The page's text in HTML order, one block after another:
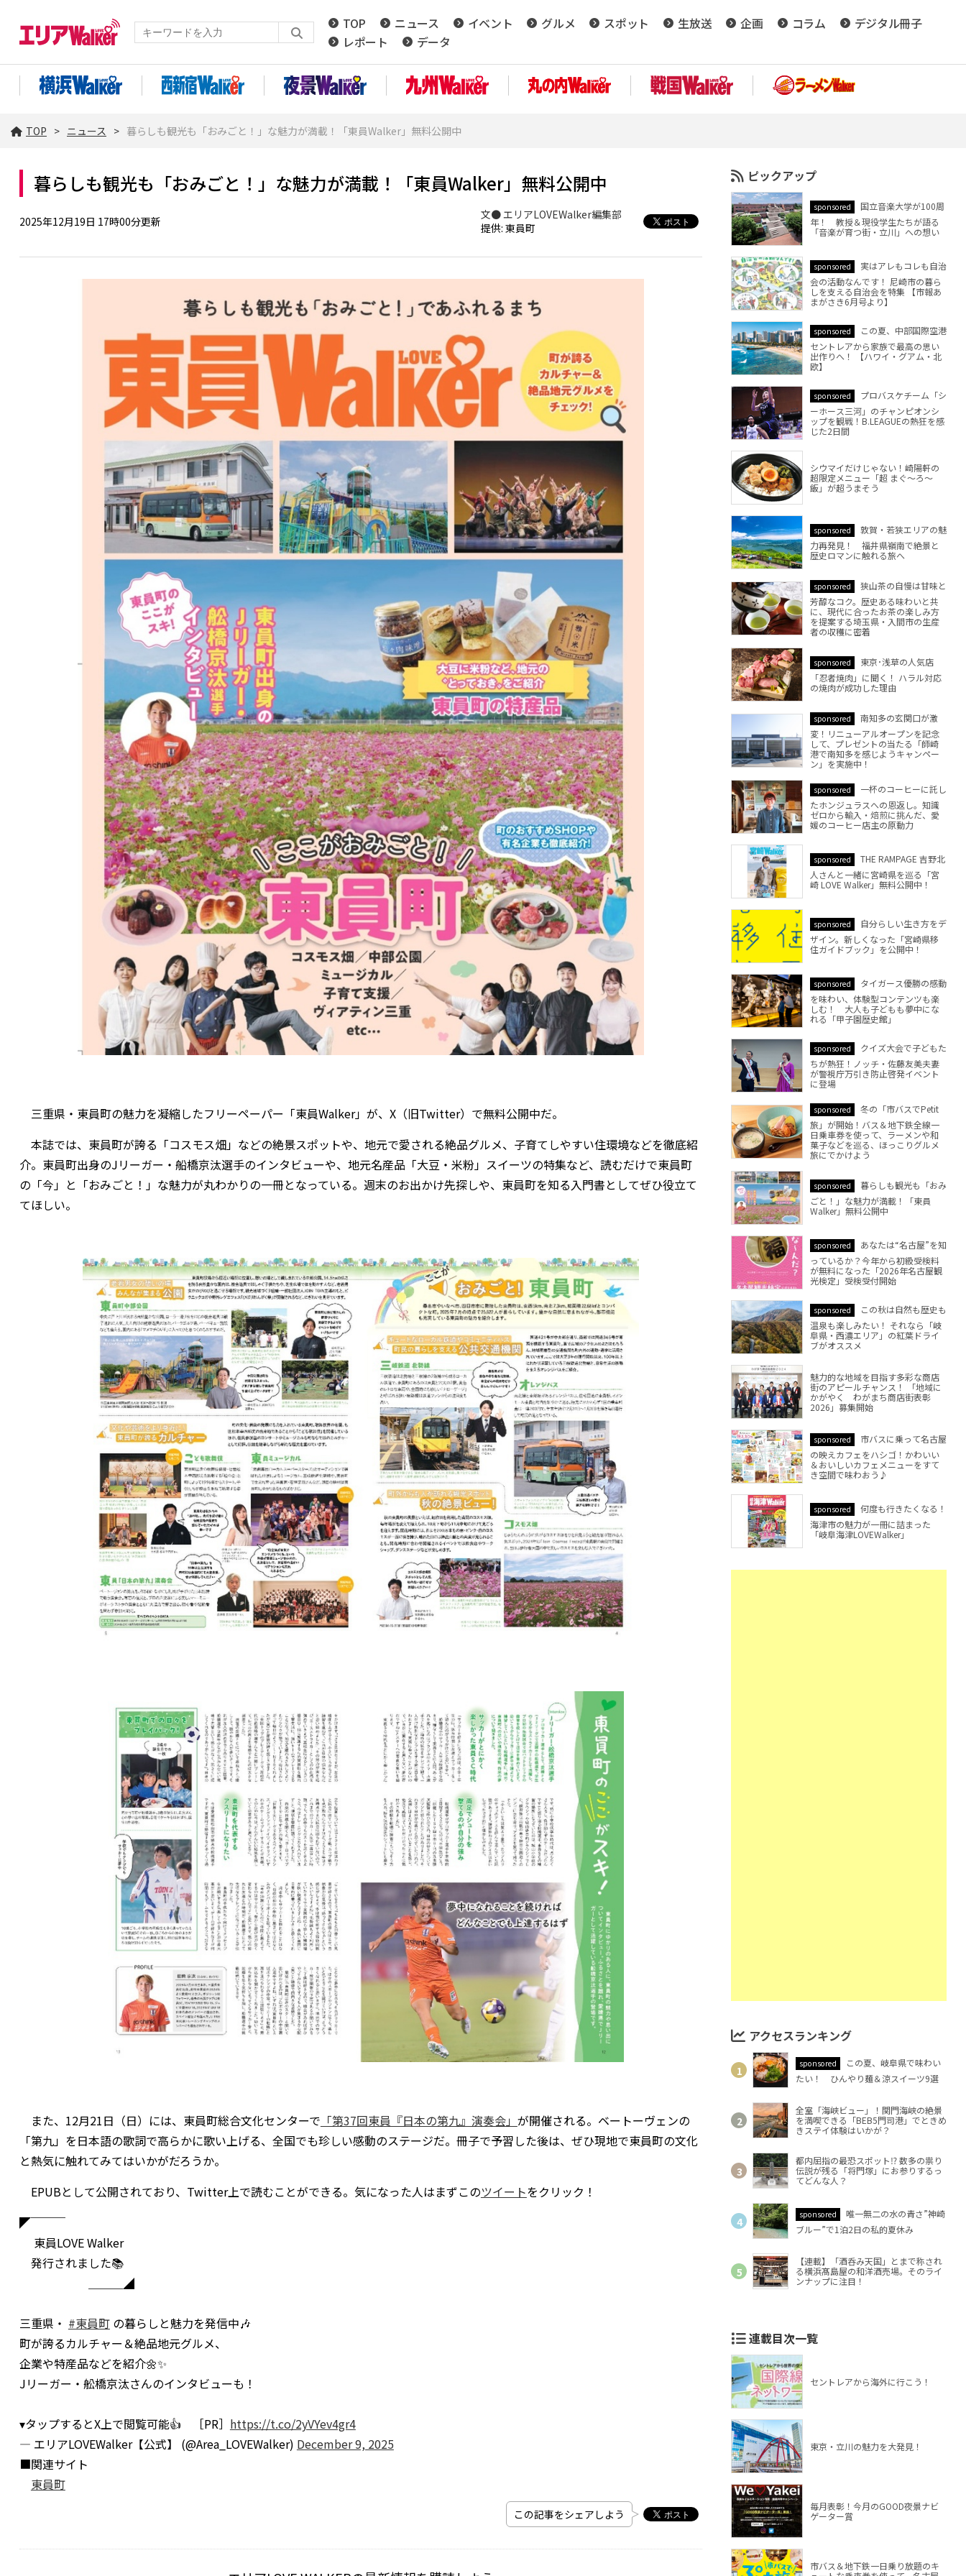
TOP ニュース イベント グルメ スポット 生放送 企画 コラム
デジタル冊子
レポート
データ
TOP ニュース 暮らしも観光も「おみごと！」な魅力が満載！「東員Walker」無料公開中
暮らしも観光も「おみごと！」な魅力が満載！「東員Walker」無料公開中
2025年12月19日 17時00分更新
文● エリアLOVEWalker編集部
提供: 東員町
三重県・東員町の魅力を凝縮したフリーペーパー「東員Walker」が、X（旧Twitter）で無料公開中だ。
本誌では、東員町が誇る「コスモス畑」などの絶景スポットや、地元で愛される絶品グルメ、子育てしやすい住環境などを徹底紹
介。東員町出身のJリーガー・船橋京汰選手のインタビューや、地元名産品「大豆・米粉」スイーツの特集など、読むだけで東員町
の「今」と「おみごと！」な魅力が丸わかりの一冊となっている。週末のお出かけ先探しや、東員町を知る入門書としてぜひ役立て
てほしい。
また、12月21日（日）には、東員町総合文化センターで 「第37回東員『日本の第九』演奏会」 が開催される。ベートーヴェンの
「第九」を日本語の歌詞で高らかに歌い上げる、全国でも珍しい感動のステージだ。冊子で予習した後は、ぜひ現地で東員町の文化
と熱気に触れてみてはいかがだろうか。
EPUBとして公開されており、Twitter上で読むことができる。気になった人はまずこのツイートをクリック！
◤￣￣￣
東員LOVE Walker
発行されました📚
＿＿＿◢
三重県・ #東員町の暮らしと魅力を発信中🎶
町が誇るカルチャー＆絶品地元グルメ、
企業や特産品などを紹介🌼✨
Jリーガー・舩橋京汰さんのインタビューも！
▾タップするとX上で閲覧可能👍 ［PR］ https://t.co/2yVYev4gr4
— エリアLOVEWalker【公式】 (@Area_LOVEWalker) December 9, 2025
■関連サイト
東員町
この記事をシェアしよう
ピックアップ
sponsored
国立音楽大学が100周
年！ 教授＆現役学生たちが語る
「音楽が育つ街・立川」への想い
sponsored
実はアレもコレも自治
会の活動なんです！ 尼崎市の暮ら
しを支える自治会を特集 【市報あ
まがさき6月号より】
sponsored
この夏、中部国際空港
セントレアから家族で最高の思い
出作りへ！ 【ハワイ・グアム・北
欧】
sponsored
プロバスケチーム「シ
ーホース三河」のチャンピオンシ
ップを観戦！B.LEAGUEの熱狂を感
じた2日間
シウマイだけじゃない！崎陽軒の
超限定メニュー「超 まぐ～ろ～
飯」が超うまそう
sponsored
敦賀・若狭エリアの魅
力再発見！ 福井県嶺南で絶景と
歴史ロマンに触れる旅へ
sponsored
狭山茶の自慢は甘味と
芳醇なコク。歴史ある味わいと共
に、現代に合ったお茶の楽しみ方
を提案する埼玉県・入間市の生産
者の収穫に密着
sponsored
東京･浅草の人気店
「忍者焼肉」に聞く！ ハラル対応
の焼肉が成功した理由
sponsored
南知多の玄関口が激
変！リニューアルオープンを記念
して、プレゼントの当たる「師崎
港で南知多を感じようキャンペー
ン」を実施中！
sponsored
一杯のコーヒーに託し
たホンジュラスへの恩返し。知識
ゼロから輸入・焙煎に挑んだ、愛
媛のコーヒー店主の原動力
sponsored
THE RAMPAGE 吉野北
人さんと一緒に宮崎県を巡る「宮
崎 LOVE Walker」無料公開中！
sponsored
自分らしい生き方をデ
ザイン。新しくなった「宮崎県移
住ガイドブック」を公開中！
sponsored
タイガース優勝の感動
を味わい、体験型コンテンツも楽
しむ！ 大人も子どもも夢中にな
れる「甲子園歴史館」
sponsored
クイズ大会で子どもた
ちが熱狂！ノッチ・佐藤友美夫妻
が警視庁万引き防止啓発イベント
に登場
sponsored
冬の「市バスでPetit
旅」が開始！バス＆地下鉄全線一
日乗車券を使って、ラーメンや和
菓子などを巡る、ほっこりグルメ
旅にでかけよう
sponsored
暮らしも観光も「おみ
ごと！」な魅力が満載！「東員
Walker」無料公開中
sponsored
あなたは“名古屋”を知
っているか？今年から初級受検料
が無料になった「2026年名古屋観
光検定」受検受付開始
sponsored
この秋は自然も歴史も
温泉も楽しみたい！ それなら「岐
阜県・西濃エリア」の紅葉ドライ
ブがオススメ
魅力的な地域を目指す多彩な商店
街のアピールチャンス！ 「地域に
かがやく わがまち商店街表彰
2026」募集開始
sponsored
市バスに乗って名古屋
の映えカフェをハシゴ！かわいい
＆おいしいカフェメニューをすて
き空間で味わおう♪
sponsored
何度も行きたくなる！
海津市の魅力が一冊に詰まった
「岐阜海津LOVEWalker」
アクセスランキング
sponsored
この夏、岐阜県で味わい
たい！ ひんやり麺＆涼スイーツ9選
全室「海峡ビュー」！関門海峡の絶景
を満喫できる「BEB5門司港」でときめ
きステイ体験はいかが？
都内屈指の最恐スポット⁉ 数多の祟り
伝説が残る「将門塚」にお参りするっ
てどんな人？
sponsored
唯一無二の水の青さ”神崎
ブルー”で1泊2日の私的夏休み
【連載】「酒呑み天国」とまで称され
る横浜髙島屋の和洋酒売場。そのライ
ンナップに注目！
連載目次一覧
セントレアから海外に行こう！
東京・立川の魅力を大発見！
毎月表彰！今月のGOOD夜景ナビ
ゲーター賞
市バス＆地下鉄一日乗り放題のキ